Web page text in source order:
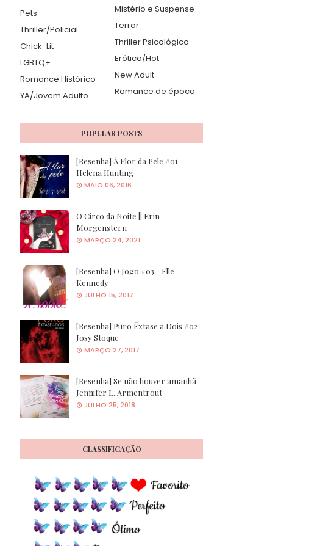
Mistério e Suspense
Pets
Terror
Thriller/Policial
Thriller Psicológico
Chick-Lit
Erótico/Hot
LGBTQ+
New Adult
Romance Histórico
Romance de época
YA/Jovem Adulto
POPULAR POSTS
[Resenha] À Flor da Pele #01 -
Helena Hunting
MAIO 06, 2016
O Circo da Noite || Erin
Morgenstern
MARÇO 24, 2021
[Resenha] O Jogo #03 - Elle
Kennedy
JULHO 15, 2017
[Resenha] Puro Êxtase a Dois #02 -
Josy Stoque
MARÇO 27, 2017
[Resenha] Se não houver amanhã -
Jennifer L. Armentrout
JULHO 25, 2018
CLASSIFICAÇÃO